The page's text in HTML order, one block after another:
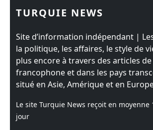
TURQUIE NEWS
Site d’information indépendant |
la politique, les affaires, le style de
plus encore à travers des articles
francophone et dans les pays
situé en Asie, Amérique et en
Le site Turquie News reçoit en moyenne
jour